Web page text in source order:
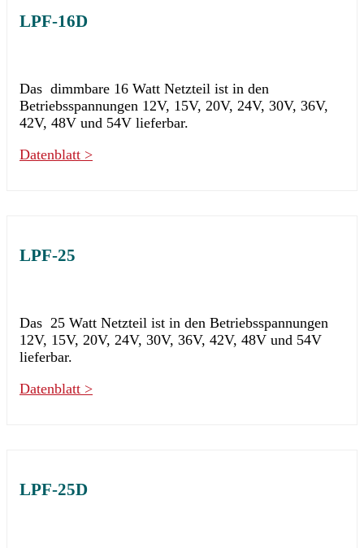
LPF-16D
Das dimmbare 16 Watt Netzteil ist in den
Betriebsspannungen 12V, 15V, 20V, 24V, 30V, 36V,
42V, 48V und 54V lieferbar.
Datenblatt >
LPF-25
Das 25 Watt Netzteil ist in den Betriebsspannungen
12V, 15V, 20V, 24V, 30V, 36V, 42V, 48V und 54V
lieferbar.
Datenblatt >
LPF-25D